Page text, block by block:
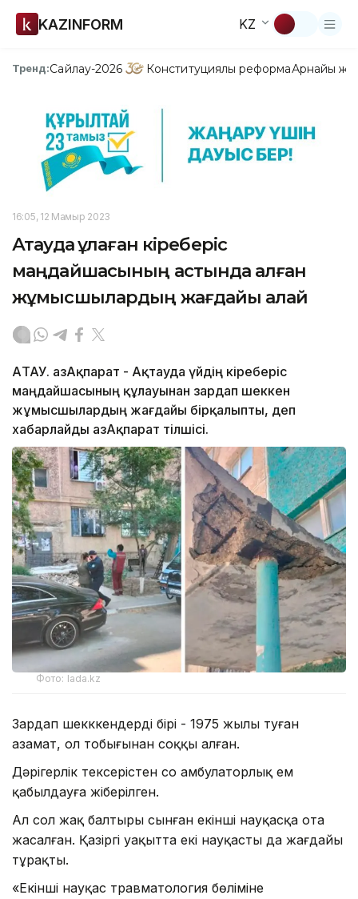
KAZINFORM KZ
Тренд:Сайлау-2026 Конституциялық реформаАрнайы
16:05, 12 Мамыр 2023
Ақтауда құлаған кіреберіс
маңдайшасының астында қалған
жұмысшылардың жағдайы қалай
АҚТАУ. ҚазАқпарат - Ақтауда үйдің кіреберіс
маңдайшасының құлауынан зардап шеккен
жұмысшылардың жағдайы бірқалыпты, деп
хабарлайды ҚазАқпарат тілшісі.
Фото: lada.kz
Зардап шекккендердің бірі - 1975 жылы туған
азамат, ол тобығынан соққы алған.
Дәрігерлік тексерістен соң амбулаторлық ем
қабылдауға жіберілген.
Ал сол жақ балтыры сынған екінші науқасқа ота
жасалған. Қазіргі уақытта екі науқастың да жағдайы
тұрақты.
«Екінші науқас травматология бөліміне